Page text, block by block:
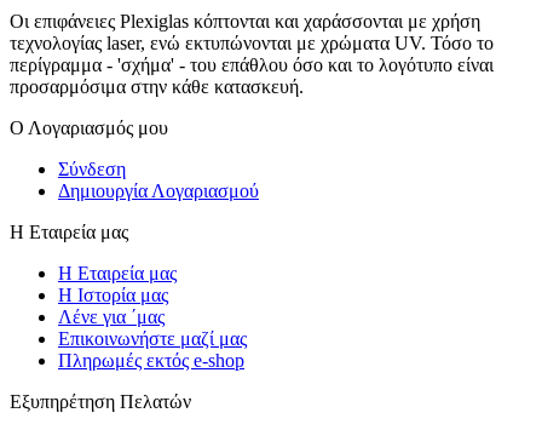
Οι επιφάνειες Plexiglas κόπτονται και χαράσσονται με χρήση
τεχνολογίας laser, ενώ εκτυπώνονται με χρώματα UV. Τόσο το
περίγραμμα - 'σχήμα' - του επάθλου όσο και το λογότυπο είναι
προσαρμόσιμα στην κάθε κατασκευή.
Ο Λογαριασμός μου
Σύνδεση
Δημιουργία Λογαριασμού
Η Εταιρεία μας
Η Εταιρεία μας
Η Ιστορία μας
Λένε για ΄μας
Επικοινωνήστε μαζί μας
Πληρωμές εκτός e-shop
Εξυπηρέτηση Πελατών